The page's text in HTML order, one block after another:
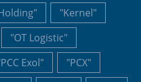
"Kernel"
"OT Logistic"
Exol"
"PCX"